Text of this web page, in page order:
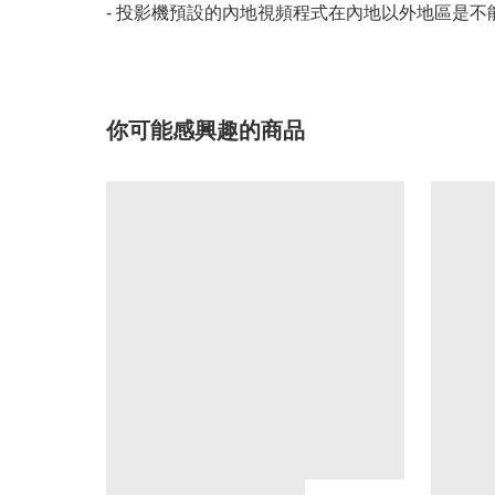
- 投影機預設的內地視頻程式在內地以外地區是不
你可能感興趣的商品